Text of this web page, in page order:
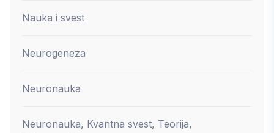
Nauka i svest
Neurogeneza
Neuronauka
Neuronauka, Kvantna svest, Teorija,